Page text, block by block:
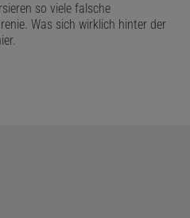
so viele falsche
Was sich wirklich hinter der